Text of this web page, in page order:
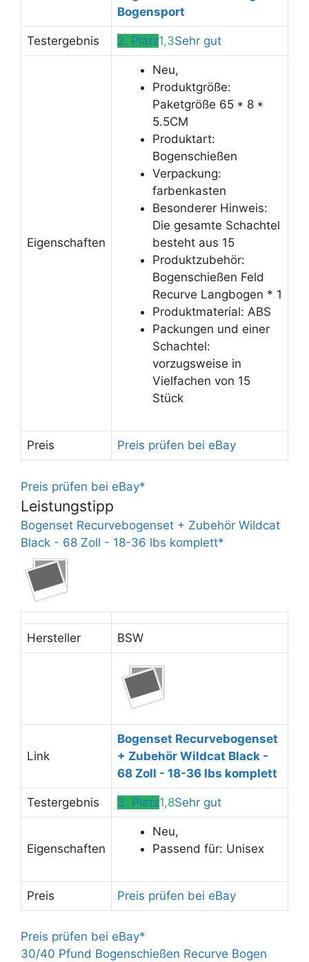
Bogensport
Testergebnis 2. Platz1,3Sehr gut
Eigenschaften
Neu,
Produktgröße:
Paketgröße 65 * 8 *
5.5CM
Produktart:
Bogenschießen
Verpackung:
farbenkasten
Besonderer Hinweis:
Die gesamte Schachtel
besteht aus 15
Produktzubehör:
Bogenschießen Feld
Recurve Langbogen * 1
Produktmaterial: ABS
Packungen und einer
Schachtel:
vorzugsweise in
Vielfachen von 15
Stück
Preis Preis prüfen bei eBay
Preis prüfen bei eBay*
Leistungstipp
Bogenset Recurvebogenset + Zubehör Wildcat
Black - 68 Zoll - 18-36 lbs komplett*
Hersteller BSW
Link
Bogenset Recurvebogenset
+ Zubehör Wildcat Black -
68 Zoll - 18-36 lbs komplett
Testergebnis 3. Platz1,8Sehr gut
Eigenschaften
Neu,
Passend für: Unisex
Preis Preis prüfen bei eBay
Preis prüfen bei eBay*
30/40 Pfund Bogenschießen Recurve Bogen